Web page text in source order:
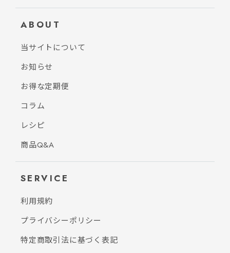
ABOUT
当サイトについて
お知らせ
お得な定期便
コラム
レシピ
商品Q&A
SERVICE
利用規約
プライバシーポリシー
特定商取引法に基づく表記